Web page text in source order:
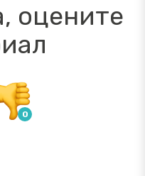
оцените